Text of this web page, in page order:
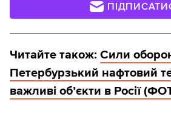
Читайте також: Сили
Петербурзький нафтовий
важливі об’єкти в Росії